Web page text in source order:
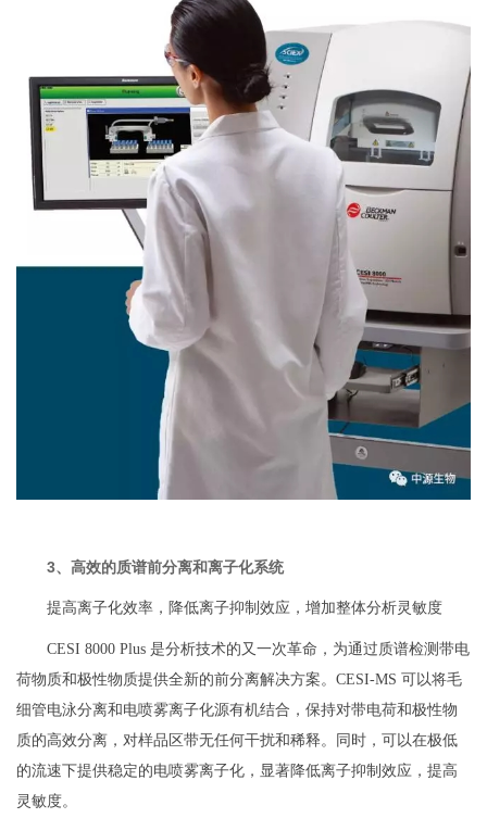
3、高效的质谱前分离和离子化系统
提高离子化效率，降低离子抑制效应，增加整体分析灵敏度
CESI 8000 Plus 是分析技术的又一次革命，为通过质谱检测带电
荷物质和极性物质提供全新的前分离解决方案。CESI-MS 可以将毛
细管电泳分离和电喷雾离子化源有机结合，保持对带电荷和极性物
质的高效分离，对样品区带无任何干扰和稀释。同时，可以在极低
的流速下提供稳定的电喷雾离子化，显著降低离子抑制效应，提高
灵敏度。